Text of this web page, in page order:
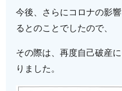
今後、さらにコロナの影
るとのことでしたので、
その際は、再度自己破産
りました。